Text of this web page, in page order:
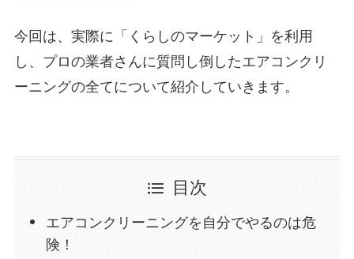
今回は、実際に「くらしのマーケット」を利用
し、プロの業者さんに質問し倒したエアコンクリ
ーニングの全てについて紹介していきます。
目次
エアコンクリーニングを自分でやるのは危
険！